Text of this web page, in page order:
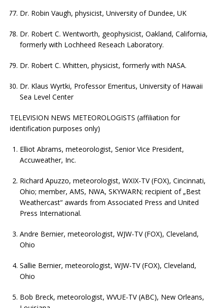
Dr. Robin Vaugh, physicist, University of Dundee, UK
Dr. Robert C. Wentworth, geophysicist, Oakland, California,
formerly with Lochheed Reseach Laboratory.
Dr. Robert C. Whitten, physicist, formerly with NASA.
Dr. Klaus Wyrtki, Professor Emeritus, University of Hawaii
Sea Level Center
TELEVISION NEWS METEOROLOGISTS (affiliation for
identification purposes only)
Elliot Abrams, meteorologist, Senior Vice President,
Accuweather, Inc.
Richard Apuzzo, meteorologist, WXIX-TV (FOX), Cincinnati,
Ohio; member, AMS, NWA, SKYWARN; recipient of „Best
Weathercast“ awards from Associated Press and United
Press International.
Andre Bernier, meteorologist, WJW-TV (FOX), Cleveland,
Ohio
Sallie Bernier, meteorologist, WJW-TV (FOX), Cleveland,
Ohio
Bob Breck, meteorologist, WVUE-TV (ABC), New Orleans,